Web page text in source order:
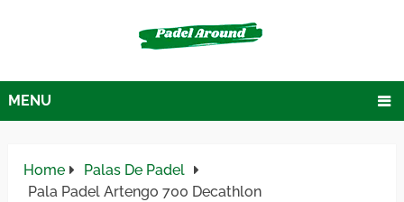
MENU
Home
Palas De Padel
Pala Padel Artengo 700 Decathlon